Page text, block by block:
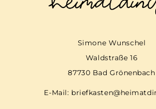
Simone Wunschel
Waldstraße 16
87730 Bad Grönenbach
E-Mail: